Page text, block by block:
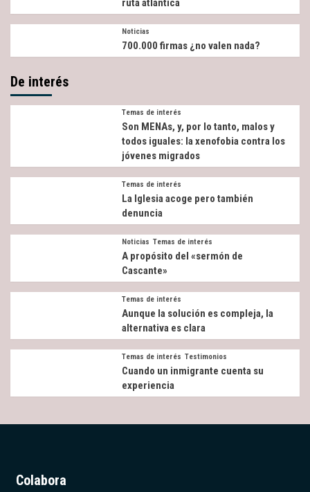
ruta atlántica
Noticias
700.000 firmas ¿no valen nada?
De interés
Temas de interés
Son MENAs, y, por lo tanto, malos y
todos iguales: la xenofobia contra los
jóvenes migrados
Temas de interés
La Iglesia acoge pero también
denuncia
Noticias Temas de interés
A propósito del «sermón de
Cascante»
Temas de interés
Aunque la solución es compleja, la
alternativa es clara
Temas de interés Testimonios
Cuando un inmigrante cuenta su
experiencia
Colabora